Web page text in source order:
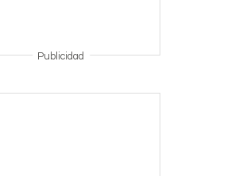
Publicidad